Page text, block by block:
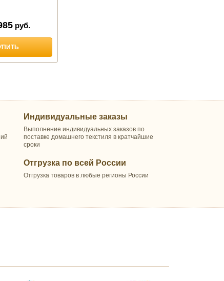
руб.
Индивидуальные заказы
Выполнение индивидуальных заказов по
поставке домашнего текстиля в кратчайшие
сроки
Отгрузка по всей России
Отгрузка товаров в любые регионы России